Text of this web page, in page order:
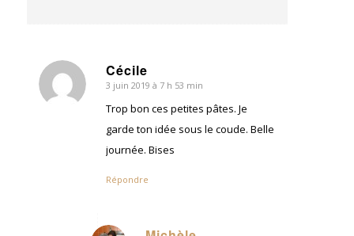
Cécile
dit
3 juin 2019 à 7 h 53 min
Trop bon ces petites pâtes. Je
garde ton idée sous le coude. Belle
journée. Bises
Répondre